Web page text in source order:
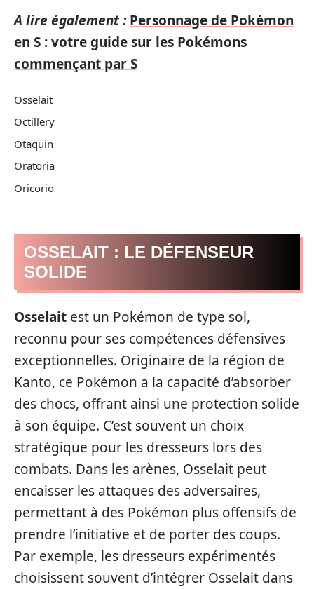
A lire également : Personnage de Pokémon
en S : votre guide sur les Pokémons
commençant par S
Osselait
Octillery
Otaquin
Oratoria
Oricorio
OSSELAIT : LE DÉFENSEUR
SOLIDE
Osselait est un Pokémon de type sol,
reconnu pour ses compétences défensives
exceptionnelles. Originaire de la région de
Kanto, ce Pokémon a la capacité d’absorber
des chocs, offrant ainsi une protection solide
à son équipe. C’est souvent un choix
stratégique pour les dresseurs lors des
combats. Dans les arènes, Osselait peut
encaisser les attaques des adversaires,
permettant à des Pokémon plus offensifs de
prendre l’initiative et de porter des coups.
Par exemple, les dresseurs expérimentés
choisissent souvent d’intégrer Osselait dans